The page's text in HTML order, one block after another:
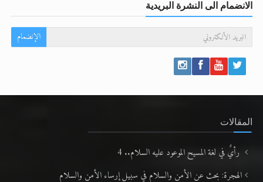
الانضمام الى النشرة البريدية
الإنضمام
المقالات
رأيٌ في لغة المسيح الموعود عليه السلام.. 4
الهجرة: بحث عن الأمن والسلام في سبيل إرساء الأمن والسلام